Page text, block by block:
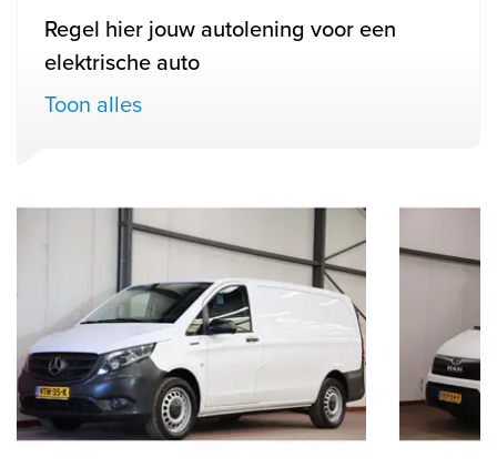
Regel hier jouw autolening voor een
elektrische auto
Toon alles